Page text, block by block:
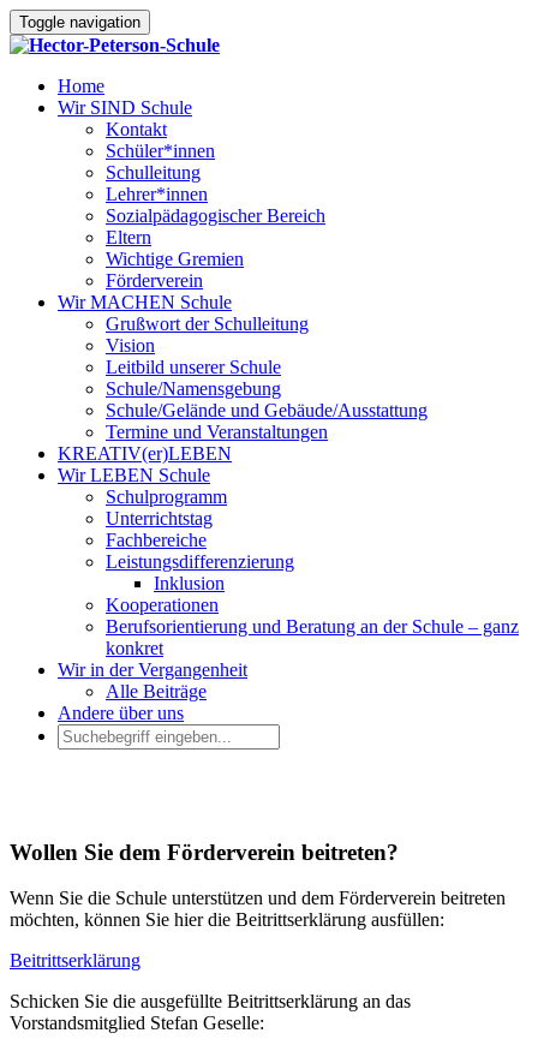
Toggle navigation
Home
Wir SIND Schule
Kontakt
Schüler*innen
Schulleitung
Lehrer*innen
Sozialpädagogischer Bereich
Eltern
Wichtige Gremien
Förderverein
Wir MACHEN Schule
Grußwort der Schulleitung
Vision
Leitbild unserer Schule
Schule/Namensgebung
Schule/Gelände und Gebäude/Ausstattung
Termine und Veranstaltungen
KREATIV(er)LEBEN
Wir LEBEN Schule
Schulprogramm
Unterrichtstag
Fachbereiche
Leistungsdifferenzierung
Inklusion
Kooperationen
Berufsorientierung und Beratung an der Schule – ganz
konkret
Wir in der Vergangenheit
Alle Beiträge
Andere über uns
Wollen Sie dem Förderverein beitreten?
Wenn Sie die Schule unterstützen und dem Förderverein beitreten
möchten, können Sie hier die Beitrittserklärung ausfüllen:
Beitrittserklärung
Schicken Sie die ausgefüllte Beitrittserklärung an das
Vorstandsmitglied Stefan Geselle: